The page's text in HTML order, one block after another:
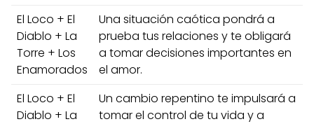
El Loco + El
Diablo + La
Torre + Los
Enamorados
Una situación caótica pondrá a
prueba tus relaciones y te obligará
a tomar decisiones importantes en
el amor.
El Loco + El
Diablo + La
Un cambio repentino te impulsará a
tomar el control de tu vida y a